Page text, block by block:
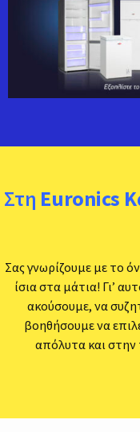
Στη Euronics
Σας γνωρίζουμε με το
ίσια στα μάτια! Γι’
ακούσουμε, να
βοηθήσουμε να
απόλυτα και στην